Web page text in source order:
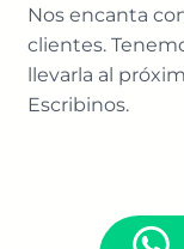
Nos encanta
clientes.
llevarla al
Escribinos.